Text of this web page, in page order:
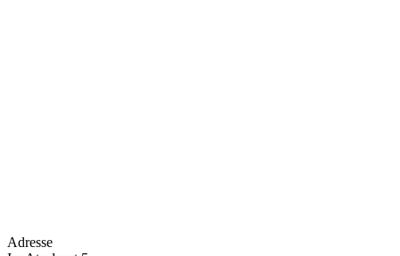
Adresse